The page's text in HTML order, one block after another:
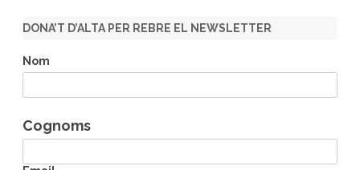
r
h
DONA’T D’ALTA PER REBRE EL NEWSLETTER
Nom
Cognoms